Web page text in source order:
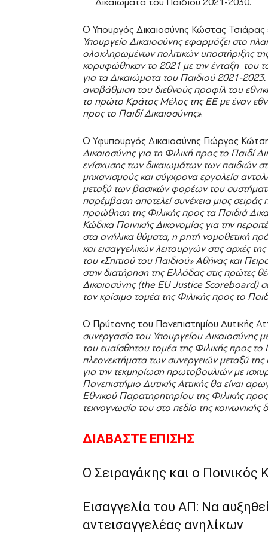
Ο Υπουργός Δικαιοσύνης Κώστας Τσιάρας
Υπουργείο Δικαιοσύνης εφαρμόζει στο
ολοκληρωμένων πολιτικών υποστήριξης
κορυφώθηκαν το 2021 με την ένταξη του
για τα Δικαιώματα του Παιδιού 2021-
αναβάθμιση του διεθνούς προφίλ του
το πρώτο Κράτος Μέλος της ΕΕ με έναν
προς το Παιδί Δικαιοσύνης».
Ο Υφυπουργός Δικαιοσύνης Γιώργος
Δικαιοσύνης για τη Φιλική προς το Παιδί
ενίσχυσης των δικαιωμάτων των παιδιών
μηχανισμούς και σύγχρονα εργαλεία
μεταξύ των βασικών φορέων του
παρέμβαση αποτελεί συνέχεια μιας
προώθηση της Φιλικής προς τα Παιδιά
Κώδικα Ποινικής Δικονομίας για την
στα ανήλικα θύματα, η ρητή νομοθετική
και εισαγγελικών λειτουργών στις αρχές
του «Σπιτιού του Παιδιού» Αθήνας και
στην διατήρηση της Ελλάδας στις πρώτες
Δικαιοσύνης (the EU Justice Scoreboard)
τον κρίσιμο τομέα της Φιλικής προς το
Ο Πρύτανης του Πανεπιστημίου Δυτικής
συνεργασία του Υπουργείου Δικαιοσύνης
του ευαίσθητου τομέα της Φιλικής προς
πλεονεκτήματα των συνεργειών μεταξύ της
για την τεκμηρίωση πρωτοβουλιών με
Πανεπιστήμιο Δυτικής Αττικής θα είναι
Εθνικού Παρατηρητηρίου της Φιλικής
τεχνογνωσία του στο πεδίο της κοινωνικής
ΔΙΑΒΑΣΤΕ ΕΠΙΣΗΣ
Ο Σειραγάκης και ο Ποινικός
Εισαγγελία του ΑΠ: Να
αντεισαγγελέας ανηλίκων